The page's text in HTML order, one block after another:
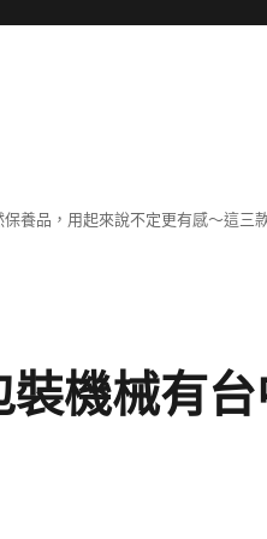
養品，用起來說不定更有感～這三
機械有